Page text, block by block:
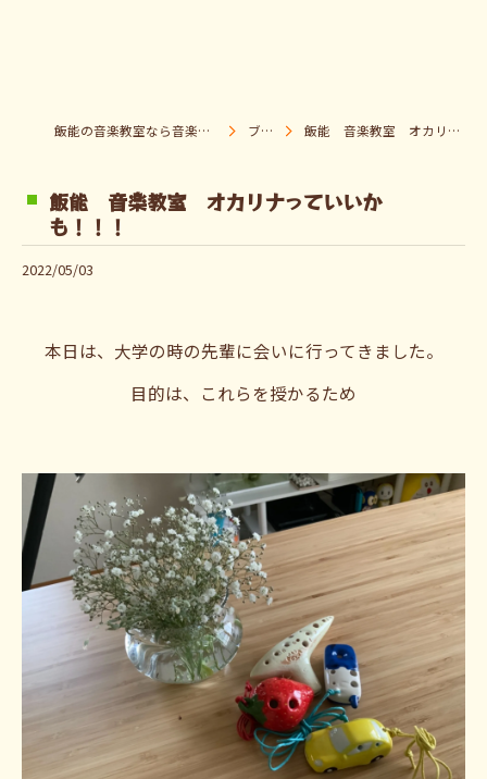
飯能の音楽教室なら音楽童クラブ Pパラダイス ブログ 飯能 音楽教室 オカリナっていいかも！！！
飯能 音楽教室 オカリナっていいか
も！！！
2022/05/03
本日は、大学の時の先輩に会いに行ってきました。
目的は、これらを授かるため